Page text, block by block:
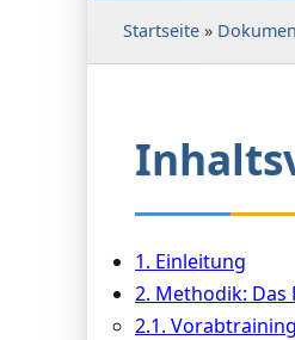
Startseite »
1. Einleitung
2. Methodik: Das
2.1.